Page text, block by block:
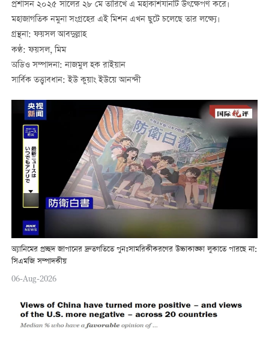
প্রশাসন ২০২৫ সালের ২৮ মে তারিখে এ মহাকাশযানটি উৎক্ষেপণ করে।
মহাজাগতিক নমুনা সংগ্রহের এই মিশন এখন ছুটে চলেছে তার লক্ষ্যে।
গ্রন্থনা: ফয়সল আবদুল্লাহ
কণ্ঠ: ফয়সল, মিম
অডিও সম্পাদনা: নাজমুল হক রাইয়ান
সার্বিক তত্ত্বাবধান: ইউ কুয়াং ইউয়ে আনন্দী
অ্যানিমের প্রচ্ছদ জাপানের দ্রুতগতিতে পুনঃসামরিকীকরণের উচ্চাকাঙ্ক্ষা লুকাতে পারছে না:
সিএমজি সম্পাদকীয়
06-Aug-2026